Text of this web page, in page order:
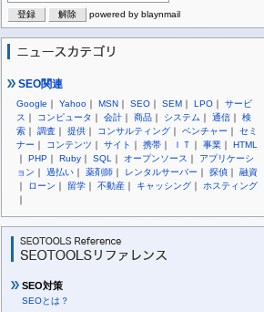
powered by blaynmail
SEO関連
Google ｜ Yahoo ｜ MSN ｜ SEO ｜ SEM ｜ LPO ｜ サービ
ス ｜ コンピュータ ｜ 会計 ｜ 商品 ｜ システム ｜ 通信 ｜ 検
索 ｜ 調査 ｜ 提供 ｜ コンサルティング ｜ ベンチャー ｜ セミ
ナー ｜ コンテンツ ｜ サイト ｜ 携帯 ｜ ＩＴ ｜ 事業 ｜ HTML
｜ PHP ｜ Ruby ｜ SQL ｜ オープンソース ｜ アプリケーシ
ョン ｜ 過払い ｜ 薬剤師 ｜ レンタルサーバー ｜ 探偵 ｜ 融資
｜ ローン ｜ 留学 ｜ 不動産 ｜ キャッシング ｜ ホスティング
｜
SEO対策
SEOとは？